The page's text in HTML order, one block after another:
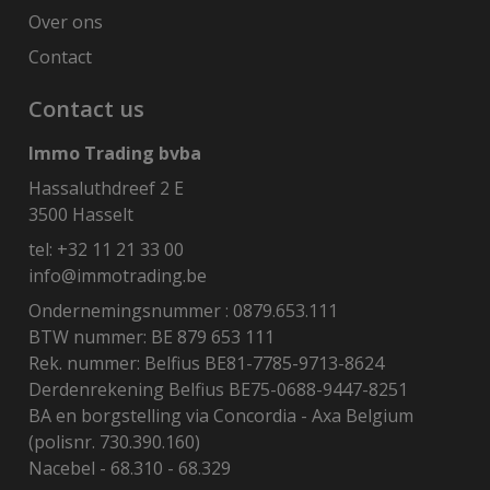
Over ons
Contact
Contact us
Immo Trading bvba
Hassaluthdreef 2 E
3500 Hasselt
tel: +32 11 21 33 00
info@immotrading.be
Ondernemingsnummer : 0879.653.111
BTW nummer: BE 879 653 111
Rek. nummer: Belfius BE81-7785-9713-8624
Derdenrekening Belfius BE75-0688-9447-8251
BA en borgstelling via Concordia - Axa Belgium
(polisnr. 730.390.160)
Nacebel - 68.310 - 68.329